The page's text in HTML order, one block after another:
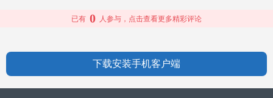
已有 0 人参与，点击查看更多精彩评论
下载安装手机客户端